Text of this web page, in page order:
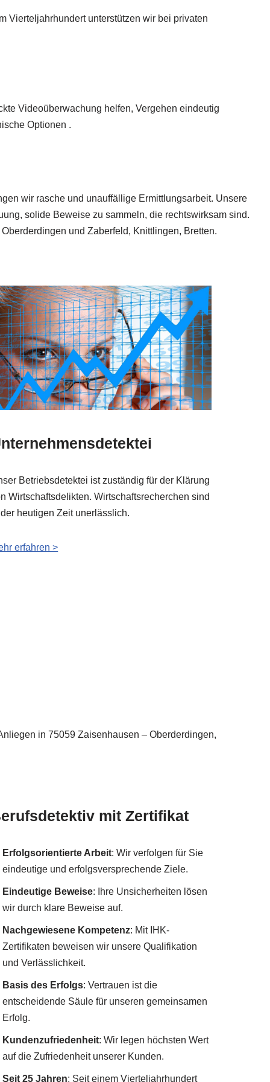
Vierteljahrhundert unterstützen wir bei privaten
Videoüberwachung helfen, Vergehen eindeutig
Optionen .
wir rasche und unauffällige Ermittlungsarbeit. Unsere
solide Beweise zu sammeln, die rechtswirksam sind.
und Zaberfeld, Knittlingen, Bretten.
Betriebsdetektei ist zuständig für der Klärung
Wirtschaftsdelikten. Wirtschaftsrecherchen sind
heutigen Zeit unerlässlich.
erfahren >
in 75059 Zaisenhausen – Oberderdingen,
mit Zertifikat
Erfolgsorientierte Arbeit: Wir verfolgen für Sie
eindeutige und erfolgsversprechende Ziele.
Eindeutige Beweise: Ihre Unsicherheiten lösen
wir durch klare Beweise auf.
Nachgewiesene Kompetenz: Mit IHK-
Zertifikaten beweisen wir unsere Qualifikation
und Verlässlichkeit.
Basis des Erfolgs: Vertrauen ist die
entscheidende Säule für unseren gemeinsamen
Erfolg.
Kundenzufriedenheit: Wir legen höchsten Wert
auf die Zufriedenheit unserer Kunden.
Seit 25 Jahren: Seit einem Vierteljahrhundert